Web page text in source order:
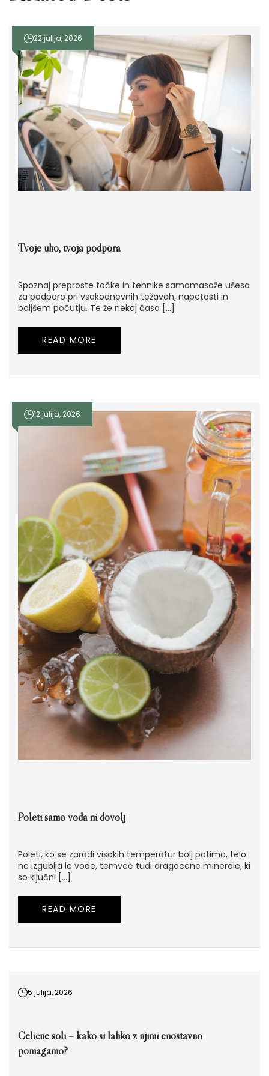
22 julija, 2026
Tvoje uho, tvoja podpora
Spoznaj preproste točke in tehnike samomasaže ušesa
za podporo pri vsakodnevnih težavah, napetosti in
boljšem počutju. Te že nekaj časa […]
READ MORE
12 julija, 2026
Poleti samo voda ni dovolj
Poleti, ko se zaradi visokih temperatur bolj potimo, telo
ne izgublja le vode, temveč tudi dragocene minerale, ki
so ključni […]
READ MORE
5 julija, 2026
Celične soli – kako si lahko z njimi enostavno
pomagamo?